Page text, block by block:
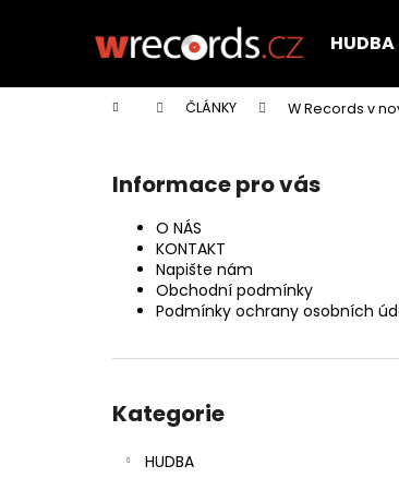
HUDBA
Domů ČLÁNKY W Records v
Informace pro vás
O NÁS
KONTAKT
Napište nám
Obchodní podmínky
Podmínky ochrany osobních
kategorie
Kategorie
HUDBA
í
Zpět
do
Zpět
do